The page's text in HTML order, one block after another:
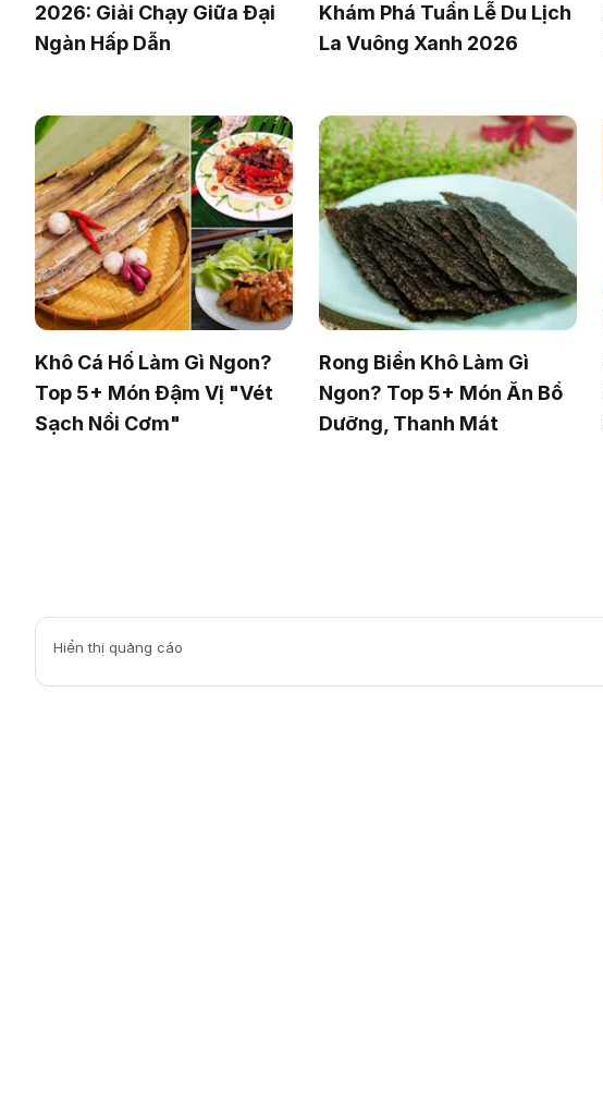
2026: Giải Chạy Giữa Đại
Ngàn Hấp Dẫn
Khám Phá Tuần Lễ Du Lịch
La Vuông Xanh 2026
Khô Cá Hố Làm Gì Ngon?
Top 5+ Món Đậm Vị "Vét
Sạch Nồi Cơm"
Rong Biển Khô Làm Gì
Ngon? Top 5+ Món Ăn Bổ
Dưỡng, Thanh Mát
Hiển thị quảng cáo